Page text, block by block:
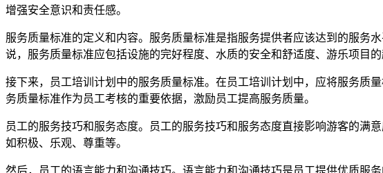
增强安全意识和责任感。
服务质量标准的定义和内容。服务质量标准是指服务提供者应该达到的服务
说，服务质量标准应包括设施的完好程度、水质的安全和舒适度、游乐项目
接下来，员工培训计划中的服务质量标准。在员工培训计划中，应将服务质
务质量标准作为员工考核的重要依据，激励员工提高服务质量。
员工的服务技巧和服务态度。员工的服务技巧和服务态度直接影响游客的满
如积极、乐观、尊重等。
然后，员工的语言能力和沟通技巧。语言能力和沟通技巧是员工提供优质服